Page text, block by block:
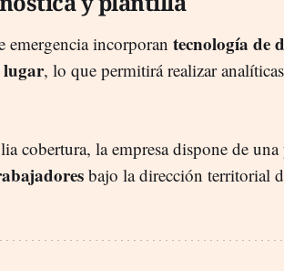
emergencia incorporan tecnología de
lugar, lo que permitirá realizar
cobertura, la empresa dispone de una
bajo la dirección territorial